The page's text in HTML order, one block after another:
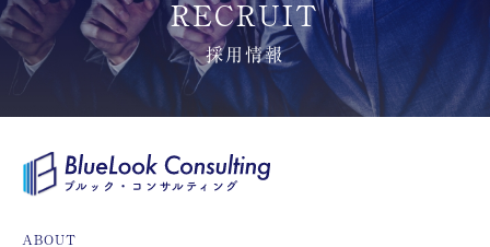
RECRUIT
採用情報
ABOUT